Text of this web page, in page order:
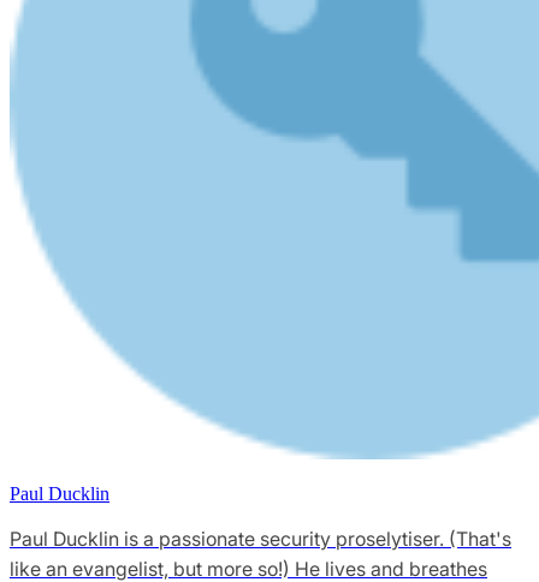
Paul Ducklin
Paul Ducklin is a passionate security proselytiser. (That's
like an evangelist, but more so!) He lives and breathes